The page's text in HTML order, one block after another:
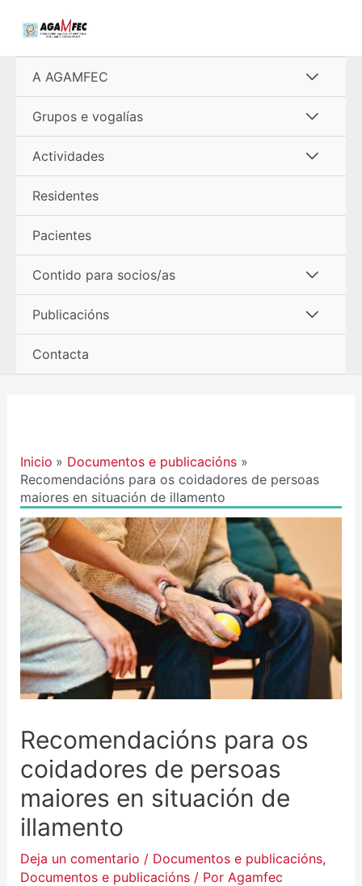
A AGAMFEC
menú
Grupos e vogalías
menú
Actividades
Residentes
Pacientes
Contido para socios/as
menú
Publicacións
Contacta
Inicio
Documentos e publicacións
Recomendacións para os coidadores de persoas
maiores en situación de illamento
Recomendacións para os
coidadores de persoas
maiores en situación de
illamento
Deja un comentario / Documentos e publicacións,
Documentos e publicacións/ Por Agamfec